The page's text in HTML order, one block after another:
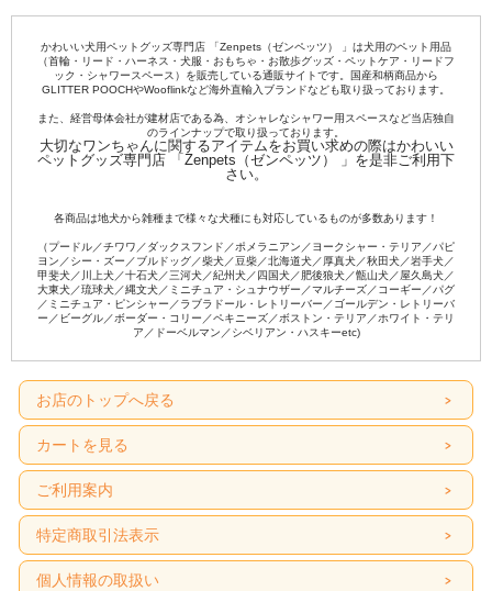
かわいい犬用ペットグッズ専門店 「Zenpets（ゼンペッツ） 」は犬用のペット用品
（首輪・リード・ハーネス・犬服・おもちゃ・お散歩グッズ・ペットケア・リードフ
ック・シャワースペース）を販売している通販サイトです。国産和柄商品から
GLITTER POOCHやWooflinkなど海外直輸入ブランドなども取り扱っております。
また、経営母体会社が建材店である為、オシャレなシャワー用スペースなど当店独自
のラインナップで取り扱っております。
大切なワンちゃんに関するアイテムをお買い求めの際はかわいい
ペットグッズ専門店 「Zenpets（ゼンペッツ） 」を是非ご利用下
さい。
各商品は地犬から雑種まで様々な犬種にも対応しているものが多数あります！
（プードル／チワワ／ダックスフンド／ポメラニアン／ヨークシャー・テリア／パピ
ヨン／シー・ズー／ブルドッグ／柴犬／豆柴／北海道犬／厚真犬／秋田犬／岩手犬／
甲斐犬／川上犬／十石犬／三河犬／紀州犬／四国犬／肥後狼犬／甑山犬／屋久島犬／
大東犬／琉球犬／縄文犬／ミニチュア・シュナウザー／マルチーズ／コーギー／パグ
／ミニチュア・ピンシャー／ラブラドール・レトリーバー／ゴールデン・レトリーバ
ー／ビーグル／ボーダー・コリー／ペキニーズ／ボストン・テリア／ホワイト・テリ
ア／ドーベルマン／シベリアン・ハスキーetc)
お店のトップへ戻る
カートを見る
ご利用案内
特定商取引法表示
個人情報の取扱い